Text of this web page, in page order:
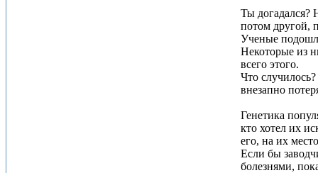
Ты догадался?
потом другой,
Ученые
Некоторые из
всего этого.
Что
внезапно
Генетика
кто хотел их
его, на их
Если бы
болезнями,